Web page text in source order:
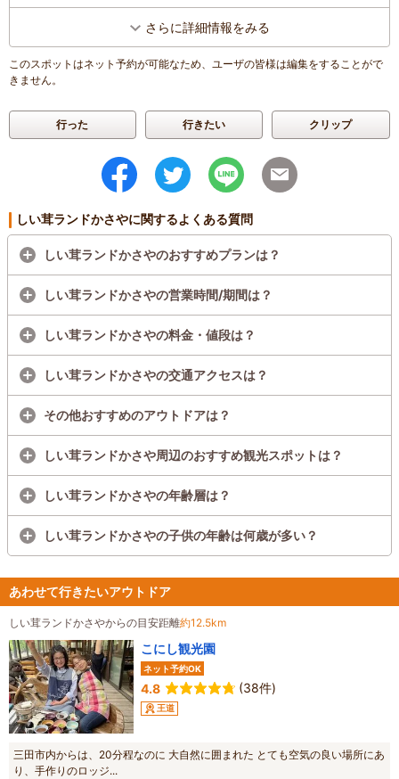
さらに詳細情報をみる
このスポットはネット予約が可能なため、ユーザの皆様は編集をすることがで
きません。
行った 行きたい クリップ
しい茸ランドかさやに関するよくある質問
しい茸ランドかさやのおすすめプランは？
しい茸ランドかさやの営業時間/期間は？
しい茸ランドかさやの料金・値段は？
しい茸ランドかさやの交通アクセスは？
その他おすすめのアウトドアは？
しい茸ランドかさや周辺のおすすめ観光スポットは？
しい茸ランドかさやの年齢層は？
しい茸ランドかさやの子供の年齢は何歳が多い？
あわせて行きたいアウトドア
しい茸ランドかさやからの目安距離約12.5km
こにし観光園
ネット予約OK
4.8 (38件)
王道
三田市内からは、20分程なのに 大自然に囲まれた とても空気の良い場所にあ
り、手作りのロッジ...